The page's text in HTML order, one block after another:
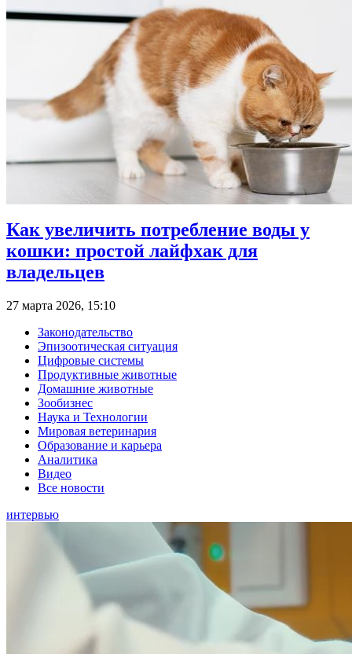
Как увеличить потребление воды у
кошки: простой лайфхак для
владельцев
27 марта 2026, 15:10
Законодательство
Эпизоотическая ситуация
Цифровые системы
Продуктивные животные
Домашние животные
Зообизнес
Наука и Технологии
Мировая ветеринария
Образование и карьера
Аналитика
Видео
Все новости
интервью